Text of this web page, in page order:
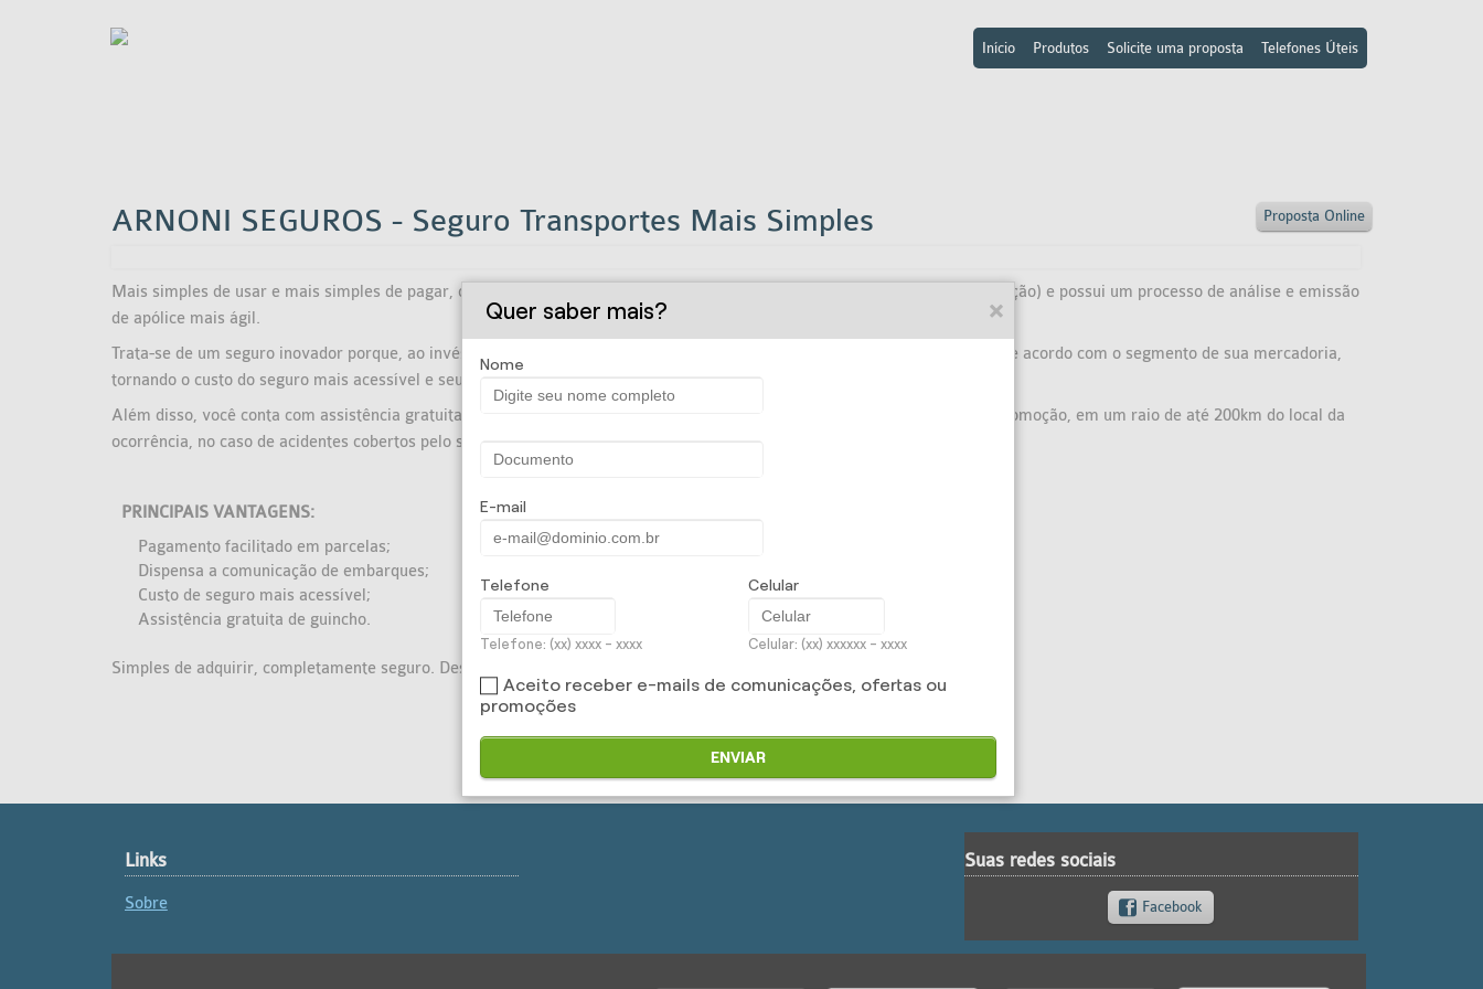
Início Produtos Solicite uma proposta Telefones Úteis
Proposta Online
ARNONI SEGUROS - Seguro Transportes Mais Simples
Mais simples de usar e mais simples de pagar, o
dispensa a comunicação de embarques (averbação) e possui um processo de análise e emissão
de apólice mais ágil.
Trata-se de um seguro inovador porque, ao invés de levar em conta a origem e o destino da carga, as taxas são aplicadas de acordo com o segmento de sua mercadoria,
tornando o custo do seguro mais acessível e seu pagamento facilitado em parcelas.
Além disso, você conta com assistência gratuita de guincho para a remoção do veículo transportador impossibilitado de locomoção, em um raio de até 200km do local da
ocorrência, no caso de acidentes cobertos pelo seguro de
PRINCIPAIS VANTAGENS:
Pagamento facilitado em parcelas;
Dispensa a comunicação de embarques;
Custo de seguro mais acessível;
Assistência gratuita de guincho.
Simples de adquirir, completamente seguro. Descubra agora mesmo mais benefícios deste produto Porto.
Links
Sobre
Suas redes sociais
Facebook
Quer saber mais?
Nome
E-mail
Telefone
Telefone: (xx) xxxx - xxxx
Celular
Celular: (xx) xxxxxx - xxxx
Aceito receber e-mails de comunicações, ofertas ou
promoções
ENVIAR